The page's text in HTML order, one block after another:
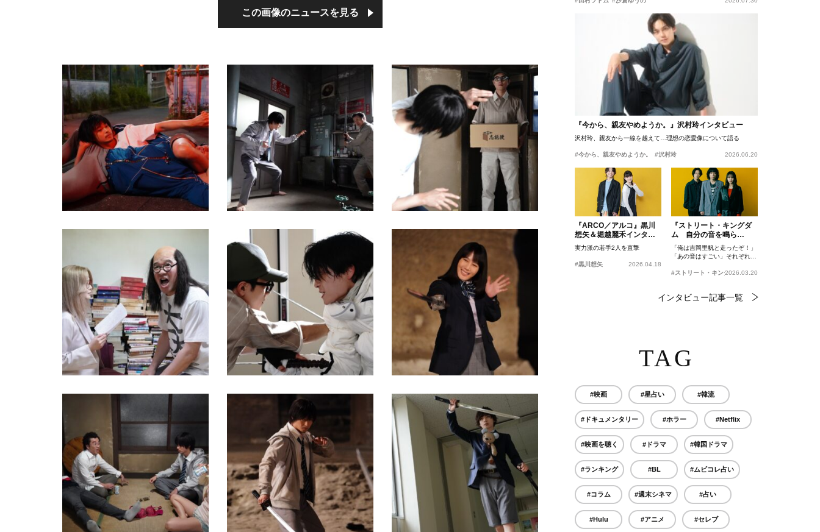
この画像のニュースを見る
『今から、親友やめようか。』沢村玲インタビュー
沢村玲、親友から一線を越えて…理想の恋愛像について語る
#今から、親友やめようか。 #沢村玲 2026.06.20
『ARCO／アルコ』黒川
想矢＆堀越麗禾インタビ
ュー
実力派の若手2人を直撃
#黒川想矢 2026.04.18
『ストリート・キングダ
ム 自分の音を鳴ら
せ。』峯田和伸、若葉竜
也、吉岡里帆インタビュ
ー
「俺は吉岡里帆と走ったぞ！」
「あの音はすごい」それぞれの
#ストリート・キングダム 自分の音を鳴らせ。
2026.03.20
インタビュー記事一覧
TAG
#映画 #星占い #韓流
#ドキュメンタリー #ホラー #Netflix
#映画を聴く #ドラマ #韓国ドラマ
#ランキング #BL #ムビコレ占い
#コラム #週末シネマ #占い
#Hulu #アニメ #セレブ